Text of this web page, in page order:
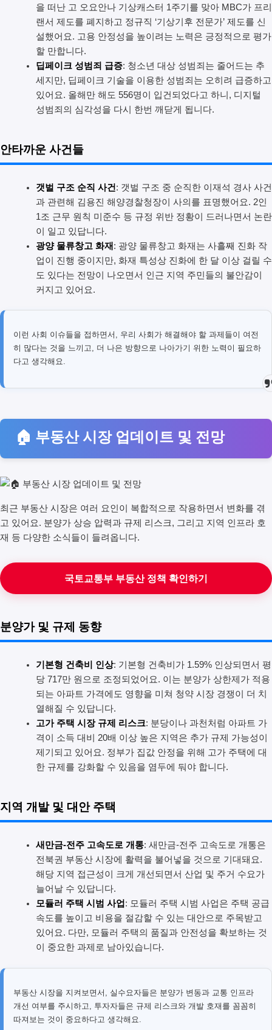
을 떠난 고 오요안나 기상캐스터 1주기를 맞아 MBC가 프리
랜서 제도를 폐지하고 정규직 ‘기상기후 전문가’ 제도를 신
설했어요. 고용 안정성을 높이려는 노력은 긍정적으로 평가
할 만합니다.
딥페이크 성범죄 급증: 청소년 대상 성범죄는 줄어드는 추
세지만, 딥페이크 기술을 이용한 성범죄는 오히려 급증하고
있어요. 올해만 해도 556명이 입건되었다고 하니, 디지털
성범죄의 심각성을 다시 한번 깨닫게 됩니다.
안타까운 사건들
갯벌 구조 순직 사건: 갯벌 구조 중 순직한 이재석 경사 사건
과 관련해 김용진 해양경찰청장이 사의를 표명했어요. 2인
1조 근무 원칙 미준수 등 규정 위반 정황이 드러나면서 논란
이 일고 있답니다.
광양 물류창고 화재: 광양 물류창고 화재는 사흘째 진화 작
업이 진행 중이지만, 화재 특성상 진화에 한 달 이상 걸릴 수
도 있다는 전망이 나오면서 인근 지역 주민들의 불안감이
커지고 있어요.
이런 사회 이슈들을 접하면서, 우리 사회가 해결해야 할 과제들이 여전
히 많다는 것을 느끼고, 더 나은 방향으로 나아가기 위한 노력이 필요하
다고 생각해요.
🏠 부동산 시장 업데이트 및 전망
최근 부동산 시장은 여러 요인이 복합적으로 작용하면서 변화를 겪
고 있어요. 분양가 상승 압력과 규제 리스크, 그리고 지역 인프라 호
재 등 다양한 소식들이 들려옵니다.
국토교통부 부동산 정책 확인하기
분양가 및 규제 동향
기본형 건축비 인상: 기본형 건축비가 1.59% 인상되면서 평
당 717만 원으로 조정되었어요. 이는 분양가 상한제가 적용
되는 아파트 가격에도 영향을 미쳐 청약 시장 경쟁이 더 치
열해질 수 있답니다.
고가 주택 시장 규제 리스크: 분당이나 과천처럼 아파트 가
격이 소득 대비 20배 이상 높은 지역은 추가 규제 가능성이
제기되고 있어요. 정부가 집값 안정을 위해 고가 주택에 대
한 규제를 강화할 수 있음을 염두에 둬야 합니다.
지역 개발 및 대안 주택
새만금-전주 고속도로 개통: 새만금-전주 고속도로 개통은
전북권 부동산 시장에 활력을 불어넣을 것으로 기대돼요.
해당 지역 접근성이 크게 개선되면서 산업 및 주거 수요가
늘어날 수 있답니다.
모듈러 주택 시범 사업 : 모듈러 주택 시범 사업은 주택 공급
속도를 높이고 비용을 절감할 수 있는 대안으로 주목받고
있어요. 다만, 모듈러 주택의 품질과 안전성을 확보하는 것
이 중요한 과제로 남아있습니다.
부동산 시장을 지켜보면서, 실수요자들은 분양가 변동과 교통 인프라
개선 여부를 주시하고, 투자자들은 규제 리스크와 개발 호재를 꼼꼼히
따져보는 것이 중요하다고 생각해요.